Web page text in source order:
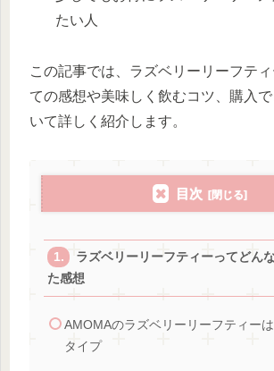
たい人
この記事では、ラズベリーリーフテ
ての感想や美味しく飲むコツ、購入
いて詳しく紹介します。
目次
ラズベリーリーフティーってどん
た感想
AMOMAのラズベリーリーフティー
タイプ